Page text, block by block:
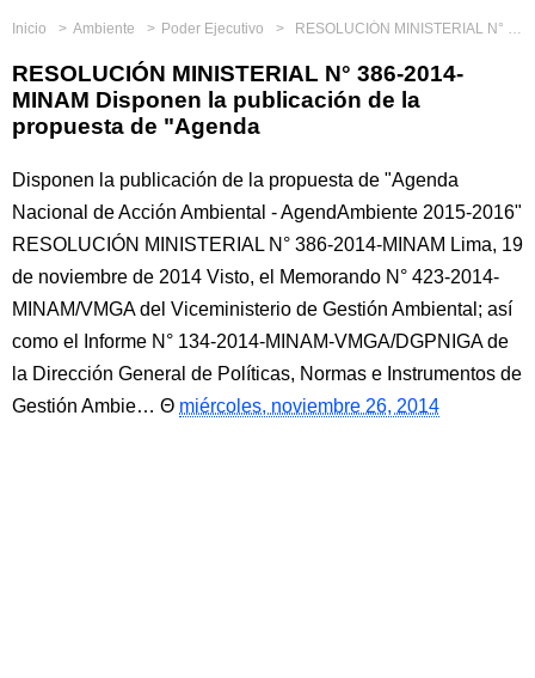
Inicio Ambiente Poder Ejecutivo RESOLUCIÓN MINISTERIAL N° 386-2014-MINAM Disponen la publicación de la propuesta de "Agenda
RESOLUCIÓN MINISTERIAL N° 386-2014-
MINAM Disponen la publicación de la
propuesta de "Agenda
Disponen la publicación de la propuesta de "Agenda
Nacional de Acción Ambiental - AgendAmbiente 2015-2016"
RESOLUCIÓN MINISTERIAL N° 386-2014-MINAM Lima, 19
de noviembre de 2014 Visto, el Memorando N° 423-2014-
MINAM/VMGA del Viceministerio de Gestión Ambiental; así
como el Informe N° 134-2014-MINAM-VMGA/DGPNIGA de
la Dirección General de Políticas, Normas e Instrumentos de
Gestión Ambie…
miércoles, noviembre 26, 2014